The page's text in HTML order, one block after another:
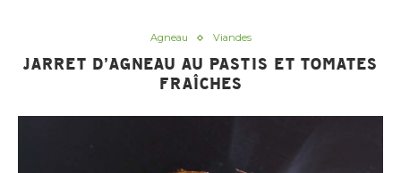
Agneau Viandes
JARRET D’AGNEAU AU PASTIS ET TOMATES
FRAÎCHES